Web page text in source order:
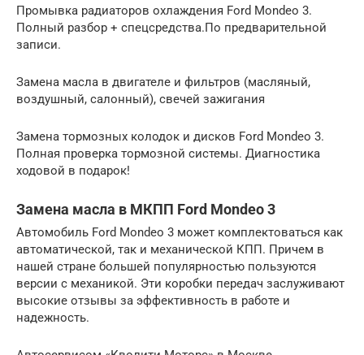
Промывка радиаторов охлаждения Ford Mondeo 3.
Полный разбор + спецсредства.По предварительной
записи.
Замена масла в двигателе и фильтров (масляный,
воздушный, салонный), свечей зажигания
Замена тормозных колодок и дисков Ford Mondeo 3.
Полная проверка тормозной системы. Диагностика
ходовой в подарок!
Замена масла в МКПП Ford Mondeo 3
Автомобиль Ford Mondeo 3 может комплектоваться как
автоматической, так и механической КПП. Причем в
нашей стране большей популярностью пользуются
версии с механикой. Эти коробки передач заслуживают
высокие отзывы за эффективность в работе и
надежность.